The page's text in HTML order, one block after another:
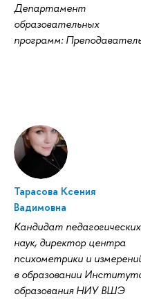
Департамент
образовательных
программ:
Тарасова Ксения
адимовна
Кандидат педагогических
наук, директор центра
психометрики и
образовании
образования НИУ ВШЭ